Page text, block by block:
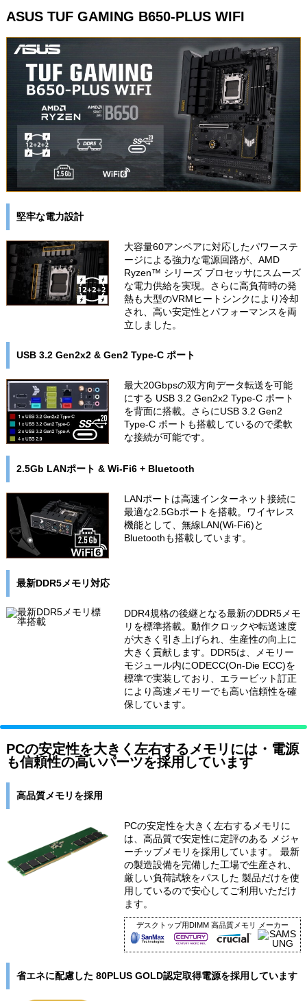
ASUS TUF GAMING B650-PLUS WIFI
堅牢な電力設計
大容量60アンペアに対応したパワーステ
ージによる強力な電源回路が、AMD
Ryzen™ シリーズ プロセッサにスムーズ
な電力供給を実現。さらに高負荷時の発
熱も大型のVRMヒートシンクにより冷却
され、高い安定性とパフォーマンスを両
立しました。
USB 3.2 Gen2x2 & Gen2 Type-C ポート
最大20Gbpsの双方向データ転送を可能
にする USB 3.2 Gen2x2 Type-C ポート
を背面に搭載。さらにUSB 3.2 Gen2
Type-C ポートも搭載しているので柔軟
な接続が可能です。
2.5Gb LANポート & Wi-Fi6 + Bluetooth
LANポートは高速インターネット接続に
最適な2.5Gbポートを搭載。ワイヤレス
機能として、無線LAN(Wi-Fi6)と
Bluetoothも搭載しています。
最新DDR5メモリ対応
DDR4規格の後継となる最新のDDR5メモ
リを標準搭載。動作クロックや転送速度
が大きく引き上げられ、生産性の向上に
大きく貢献します。DDR5は、メモリー
モジュール内にODECC(On-Die ECC)を
標準で実装しており、エラービット訂正
により高速メモリーでも高い信頼性を確
保しています。
PCの安定性を大きく左右するメモリには・電源
も信頼性の高いパーツを採用しています
高品質メモリを採用
PCの安定性を大きく左右するメモリに
は、高品質で安定性に定評のある メジャ
ーチップメモリを採用しています。 最新
の製造設備を完備した工場で生産され、
厳しい負荷試験をパスした 製品だけを使
用しているので安心してご利用いただけ
ます。
デスクトップ用DIMM 高品質メモリ メーカー
省エネに配慮した 80PLUS GOLD認定取得電源を採用しています